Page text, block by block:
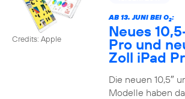
Credits: Apple
AB 13. JUNI BEI O2:
Neues
Pro und
Zoll iPad
Die neuen 10,5″
Modelle haben